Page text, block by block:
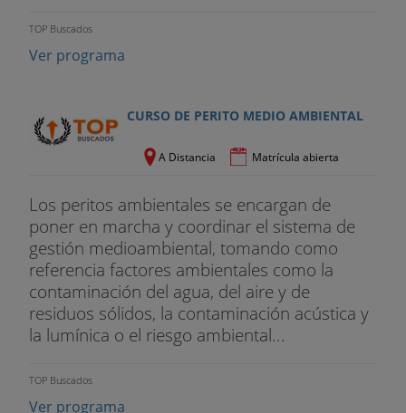
TOP Buscados
Ver programa
CURSO DE PERITO MEDIO AMBIENTAL
A Distancia Matrícula abierta
Los peritos ambientales se encargan de
poner en marcha y coordinar el sistema de
gestión medioambiental, tomando como
referencia factores ambientales como la
contaminación del agua, del aire y de
residuos sólidos, la contaminación acústica y
la lumínica o el riesgo ambiental...
TOP Buscados
Ver programa